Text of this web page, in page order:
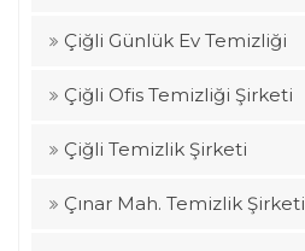
Çiğli Günlük Ev Temizliği
Çiğli Ofis Temizliği Şirketi
Çiğli Temizlik Şirketi
Çınar Mah. Temizlik Şirketi